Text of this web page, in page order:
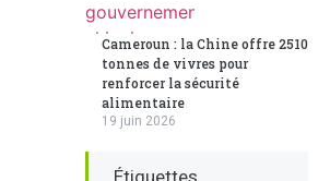
Cameroun : la Chine offre 2510
tonnes de vivres pour
renforcer la sécurité
alimentaire
19 juin 2026
Étiquettes